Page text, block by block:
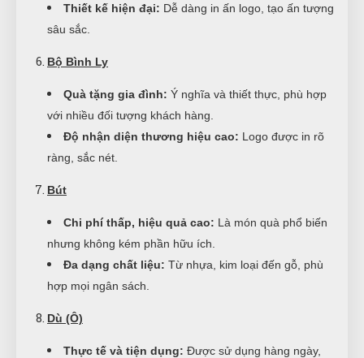
Thiết kế hiện đại: Dễ dàng in ấn logo, tạo ấn tượng
sâu sắc.
Bộ Bình Ly
Quà tặng gia đình: Ý nghĩa và thiết thực, phù hợp
với nhiều đối tượng khách hàng.
Độ nhận diện thương hiệu cao: Logo được in rõ
ràng, sắc nét.
Bút
Chi phí thấp, hiệu quả cao: Là món quà phổ biến
nhưng không kém phần hữu ích.
Đa dạng chất liệu: Từ nhựa, kim loại đến gỗ, phù
hợp mọi ngân sách.
Dù (Ô)
Thực tế và tiện dụng: Được sử dụng hàng ngày,